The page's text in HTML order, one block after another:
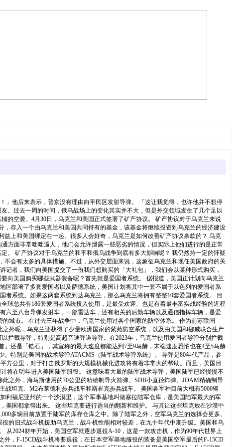
」他后来表示，普京没有理由向平民区发射导弹。 「这让我觉得，也许他并不想停
。过去一周的时间，俄乌战场上的变化其实并不大，但是外交领域发生了几个足以
的空袭。4月30日，乌克兰和美国正式签署了矿产协议。 矿产协议对于乌克兰来说
存入一个由乌克兰和美国共同持有的基金，该基金将继续投资到乌克兰的经济建设
上和美国绑定在一起。很多人会好奇，乌克兰是如何改善矿产协议条款的？ 乌克
方面非常咄咄逼人，他们会允许泄露一些恶劣的情况，但实际上他们进行的是正常
。 矿产协议对于乌克兰的和平和俄乌战争到底有多大影响呢？ 我仍然持一定的怀疑
会有太多的具体措施。不过，从外交层面来说，这象征乌克兰和现任美国政府的关
者，我们向美国提交了一份我们想购买的「大礼包」，我们会以某种形式购买，
向美国购买哪些武器装备呢？首先就是爱国者系统。 据报道，美国正计划向乌克兰
区部署了多套爱国者以及萨德系统，美国计划将其中一套不属于以色列的爱国者系
系统。如果这两套系统到达乌克兰，那么乌克兰将拥有整整10套爱国者系统。 目
球总共有186套爱国者系统投入使用，是最受欢迎、也是有着最丰富实战经验的近程
六至八台导弹发射车，一部雷达车，还有相关的后勤车辆以及通信指挥车辆，是爱
城市。 在过去三年战争中，乌克兰使用过各个国家的防空体系。 作为前苏联国
外呢，乌克兰还获得了少量欧洲国家的紫苑防空系统，以及由美国和挪威联合生产
拦截导弹，特别是高超音速弹道导弹。在2023年，乌克兰使用爱国者导弹分别拦截
还是「锆石」，其宣称的最大速度都能达到7至9马赫，末端速度恐怕也在4至5马赫
特别是美国的战术导弹ATACMS（陆军战术导弹系统）。 导弹是80年代产品，参
方公里，对于打击俄罗斯的大规模机械化进攻将有着非常大的帮助。而且，美国目
将在明年进入美国陆军服役。 这意味着大量的陆军战术导弹，美国陆军已经慢慢不
之外，海马斯使用的70公里的精确制导火箭弹、SDB小直径炸弹、JDAM精确制导
坦克、M2布莱德利步兵战车和斯崔克步兵战车。 美国各军种目前大概有5000辆
利福尼亚州的一个沙漠里，这个军事基地叫做塞拉陆军仓库，是美国陆军最大的军
国都拿得出来。 这些坦克要进行适当的翻新和维护。 与其让这些坦克放在沙漠中
多辆目前放置于陆军的库存仓库之中。除了陆军之外，空军乌克兰的选择会更多。
的旧式战斗机援助乌克兰，战斗机性能相对较差，在九十年代中期升级。美国和乌
2024财年开始，美国空军就逐步退役A-10，这是一款攻击机，作为90年代世界上
，F-15CD战斗机将要退役，在日本空军基地服役的装备是美国空军最后的F-15CD